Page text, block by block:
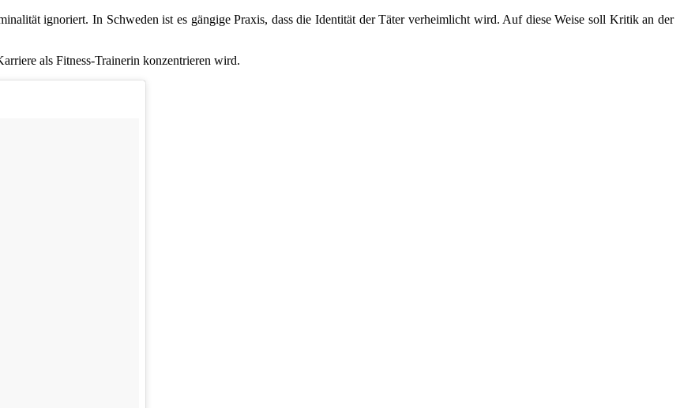
ignoriert. In Schweden ist es gängige Praxis, dass die Identität der Täter verheimlicht wird. Auf diese Weise soll Kritik an der
als Fitness-Trainerin konzentrieren wird.